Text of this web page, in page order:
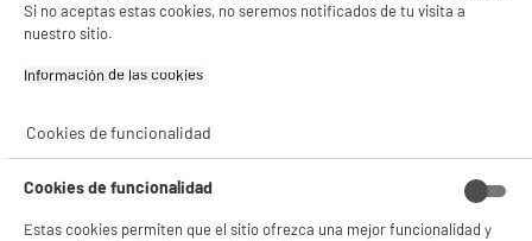
- analizar el tráfico en nuestro sitio web Consulta la política de cookies.
Consulta la política de cookies.
Si aceptas, la experiencia será aún mejor. Si no acepta, se utilizarán cookies
¡Buena visita!
Gestionar cookies
Si no aceptas estas cookies, no seremos notificados de tu visita a
nuestro sitio.
Información de las cookies‎
Cookies de funcionalidad
Cookies de funcionalidad
Estas cookies permiten que el sitio ofrezca una mejor funcionalidad y